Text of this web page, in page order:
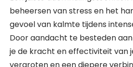
beheersen van stress en het
gevoel van kalmte tijdens
Door aandacht te besteden
je de kracht en effectiviteit van